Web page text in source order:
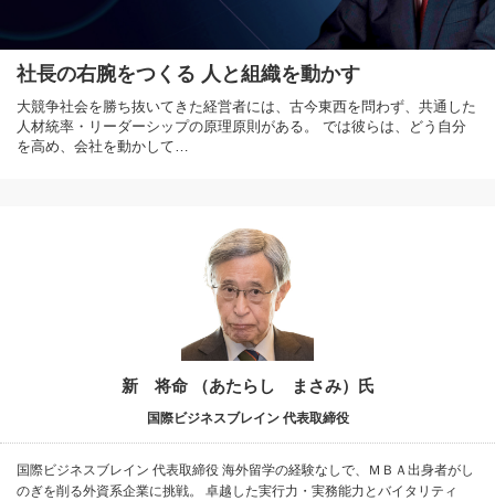
社長の右腕をつくる 人と組織を動かす
大競争社会を勝ち抜いてきた経営者には、古今東西を問わず、共通した
人材統率・リーダーシップの原理原則がある。 では彼らは、どう自分
を高め、会社を動かして…
新 将命 （あたらし まさみ）氏
国際ビジネスブレイン 代表取締役
国際ビジネスブレイン 代表取締役 海外留学の経験なしで、ＭＢＡ出身者がし
のぎを削る外資系企業に挑戦。 卓越した実行力・実務能力とバイタリティ